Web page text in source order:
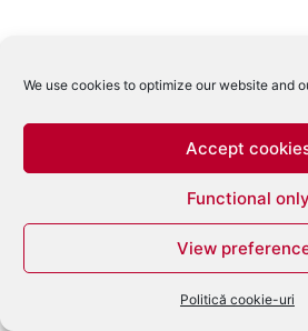
We use cookies to optimize our website and
Accept
Functional only
View
Politică cookie-uri